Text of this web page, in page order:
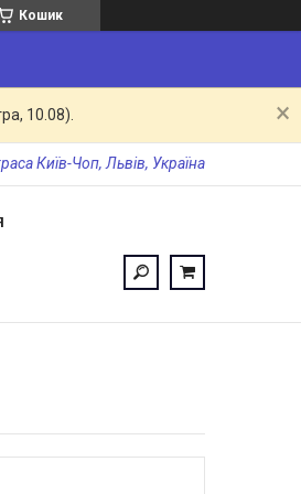
Кошик
10.08).
Київ-Чоп, Львів, Україна